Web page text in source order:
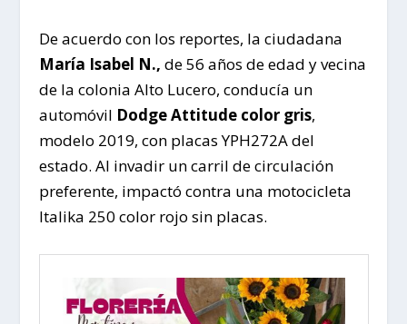
De acuerdo con los reportes, la ciudadana
María Isabel N., de 56 años de edad y vecina
de la colonia Alto Lucero, conducía un
automóvil Dodge Attitude color gris,
modelo 2019, con placas YPH272A del
estado. Al invadir un carril de circulación
preferente, impactó contra una motocicleta
Italika 250 color rojo sin placas.